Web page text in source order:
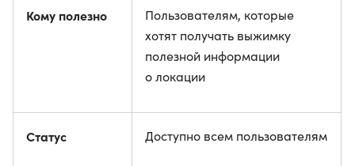
Кому полезно
Пользователям, которые
хотят получать выжимку
полезной информации
о локации
Статус Доступно всем пользователям